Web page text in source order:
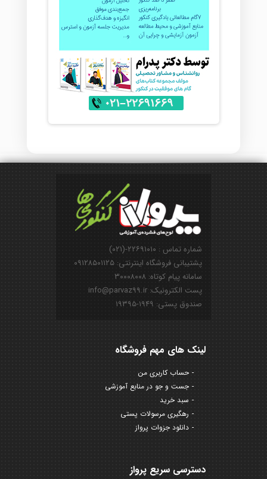
شماره تماس : ۲۲۶۹۱۰۱۰-(۰۲۱)
پشتیبانی فروشگاه اینترنتی: ۰۹۱۲۸۵۰۱۱۲۵
سامانه پیام کوتاه: ۳۰۰۰۸۰۰۸
پست الکترونیک: info@parvaz99.ir
صندوق پستی: ۱۹۴۹-۱۹۳۹۵
لینک های مهم فروشگاه
حساب کاربری من
جست و جو در منابع آموزشی
سبد خرید
رهگیری مرسولات پستی
دانلود جزوات پرواز
دسترسی سریع پرواز